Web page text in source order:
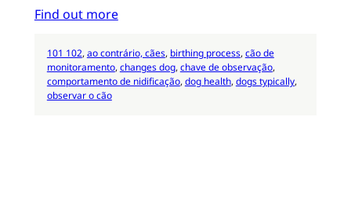
Find out more
101 102, ao contrário, cães, birthing process, cão de
monitoramento, changes dog, chave de observação
comportamento de nidificação, dog health, dogs typically
observar o cão